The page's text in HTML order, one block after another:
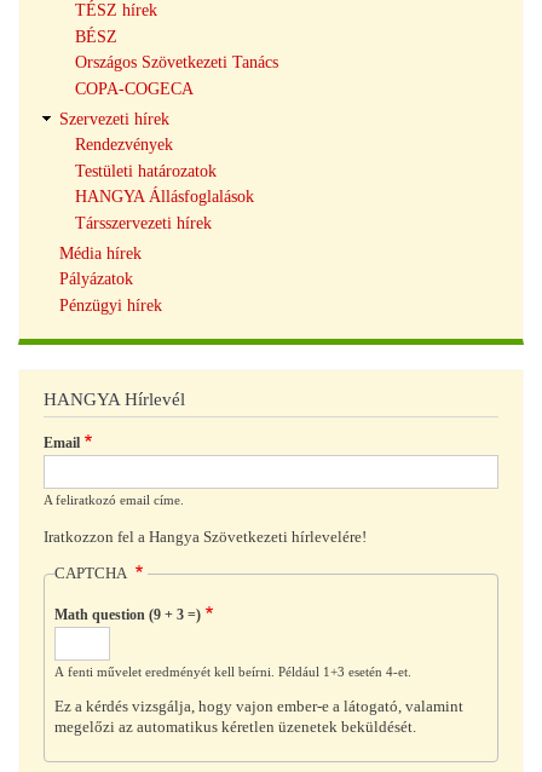
TÉSZ hírek
BÉSZ
Országos Szövetkezeti Tanács
COPA-COGECA
Szervezeti hírek
Rendezvények
Testületi határozatok
HANGYA Állásfoglalások
Társszervezeti hírek
Média hírek
Pályázatok
Pénzügyi hírek
HANGYA Hírlevél
Email
A feliratkozó email címe.
Iratkozzon fel a Hangya Szövetkezeti hírlevelére!
CAPTCHA
Math question (9 + 3 =)
A fenti művelet eredményét kell beírni. Például 1+3 esetén 4-et.
Ez a kérdés vizsgálja, hogy vajon ember-e a látogató, valamint
megelőzi az automatikus kéretlen üzenetek beküldését.